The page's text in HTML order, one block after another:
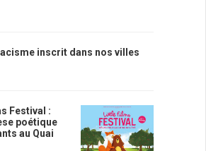
inscrit dans nos villes
Festival :
poétique
au Quai